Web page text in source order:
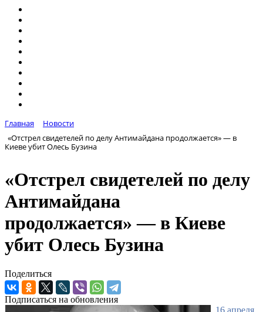
Главная
Новости
«Отстрел свидетелей по делу Антимайдана продолжается» — в
Киеве убит Олесь Бузина
«Отстрел свидетелей по делу
Антимайдана
продолжается» — в Киеве
убит Олесь Бузина
Поделиться
Подписаться на обновления
16 апреля